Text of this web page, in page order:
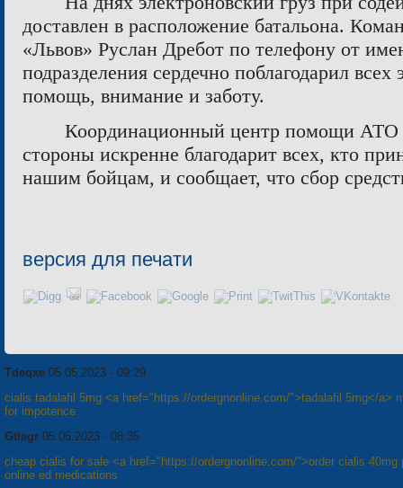
доставлен в расположение батальона.
«Львов» Руслан Дребот по телефону от
подразделения сердечно поблагодарил всех
помощь, внимание и заботу.
Координационный центр помощи АТО
стороны искренне благодарит всех, кто
нашим бойцам, и сообщает, что сбор
версия для печати
Tdeqxe 05.05.2023 - 09:29
cialis tadalafil 5mg <a href="https://ordergnonline.com/">tadalafil 5mg</a>
for impotence
Gtlegr 05.05.2023 - 08:35
cheap cialis for sale <a href="https://ordergnonline.com/">order cialis 40mg
online ed medications